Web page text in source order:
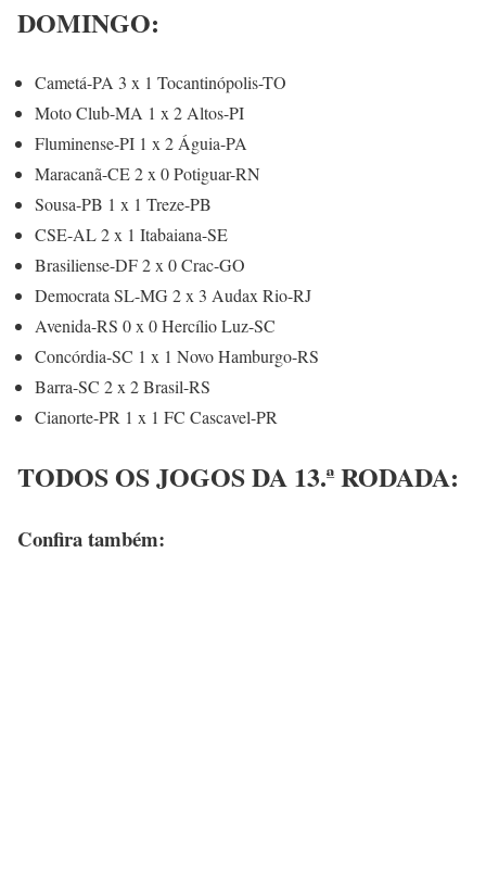
DOMINGO:
Cametá-PA 3 x 1 Tocantinópolis-TO
Moto Club-MA 1 x 2 Altos-PI
Fluminense-PI 1 x 2 Águia-PA
Maracanã-CE 2 x 0 Potiguar-RN
Sousa-PB 1 x 1 Treze-PB
CSE-AL 2 x 1 Itabaiana-SE
Brasiliense-DF 2 x 0 Crac-GO
Democrata SL-MG 2 x 3 Audax Rio-RJ
Avenida-RS 0 x 0 Hercílio Luz-SC
Concórdia-SC 1 x 1 Novo Hamburgo-RS
Barra-SC 2 x 2 Brasil-RS
Cianorte-PR 1 x 1 FC Cascavel-PR
TODOS OS JOGOS DA 13.ª RODADA:
Confira também: